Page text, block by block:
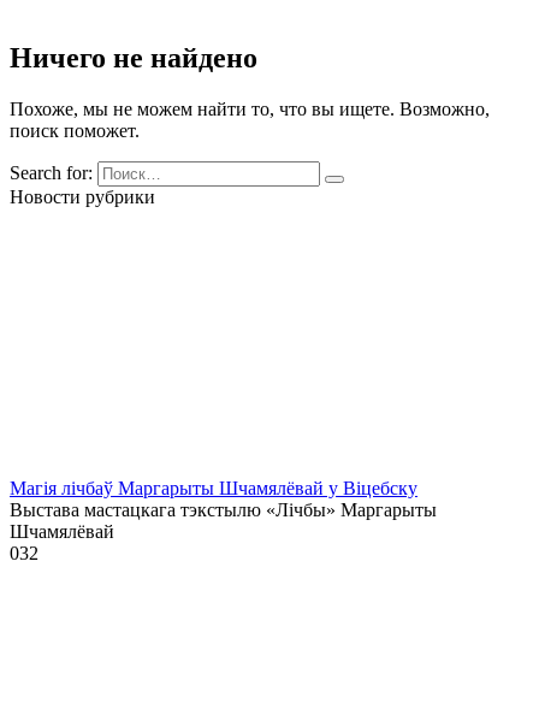
Ничего не найдено
Похоже, мы не можем найти то, что вы ищете. Возможно,
поиск поможет.
Search for:
Новости рубрики
Магія лічбаў Маргарыты Шчамялёвай у Віцебску
Выстава мастацкага тэкстылю «Лічбы» Маргарыты
Шчамялёвай
032